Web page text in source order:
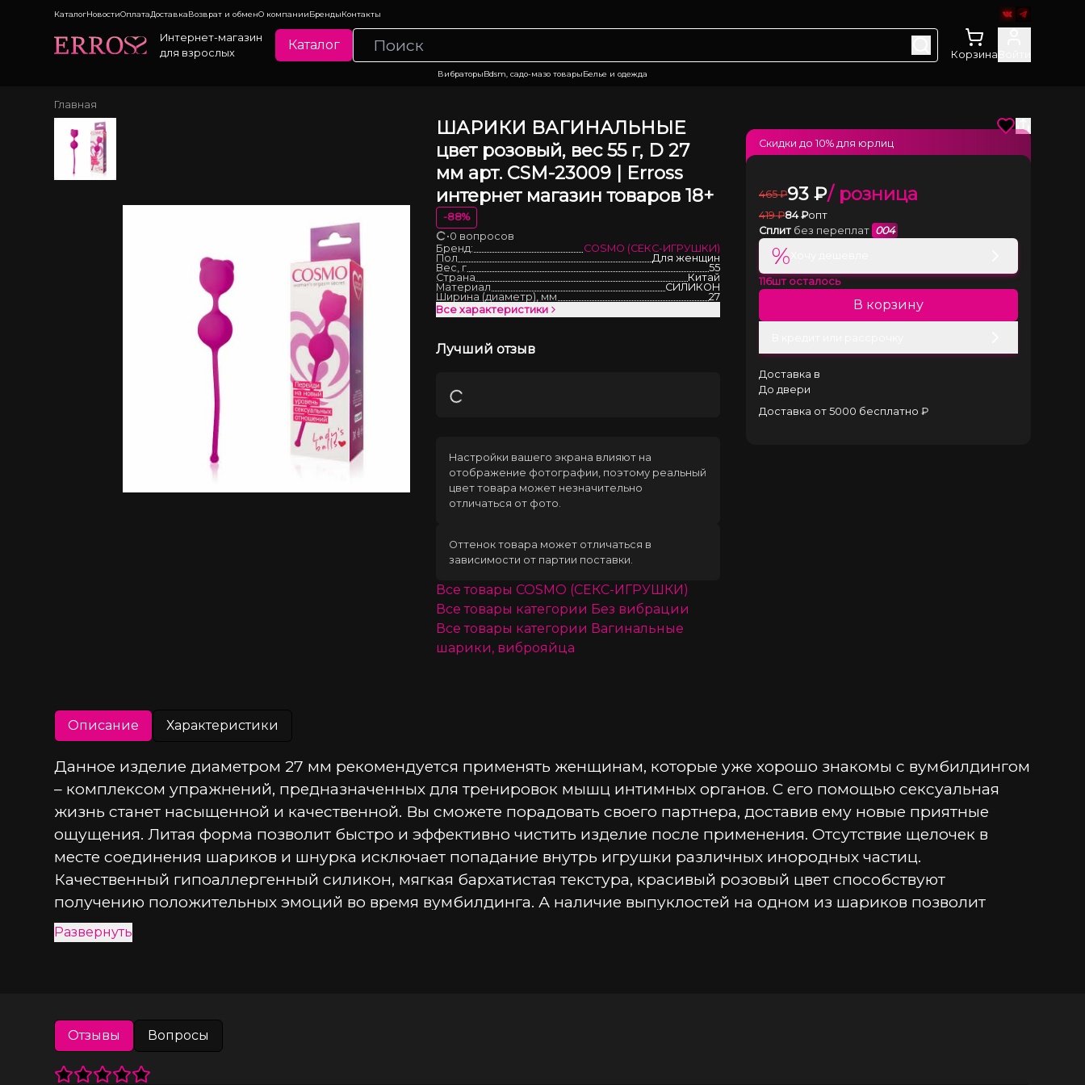
КаталогНовостиОплатаДоставкаВозврат и обменО компанииБрендыКонтакты
Интернет-магазин
для взрослых
Каталог
Корзина
ВибраторыBdsm, садо-мазо товарыБелье и одежда
Главная
ШАРИКИ ВАГИНАЛЬНЫЕ
цвет розовый, вес 55 г, D 27
мм арт. CSM-23009 | Erross
интернет магазин товаров 18+
-88%
Загрузка
•0 вопросов
Бренд:
COSMO (СЕКС-ИГРУШКИ)
Пол
Для женщин
Вес, г
55
Страна
Китай
Материал
СИЛИКОН
Ширина (диаметр), мм
27
Все характеристики
Лучший отзыв
Загрузка
Настройки вашего экрана влияют на
отображение фотографии, поэтому реальный
цвет товара может незначительно
отличаться от фото.
Оттенок товара может отличаться в
зависимости от партии поставки.
Все товары COSMO (СЕКС-ИГРУШКИ)
Все товары категории Без вибрации
Все товары категории Вагинальные
шарики, виброяйца
465 ₽93 ₽/ розница
419 ₽84₽опт
Сплит без переплат 004
%
116шт осталось
В корзину
Доставка в
До двери
Доставка от 5000 бесплатно ₽
Скидки до10% для юрлиц
Описание Характеристики
Данное изделие диаметром 27 мм рекомендуется применять женщинам, которые уже хорошо знакомы с вумбилдингом
– комплексом упражнений, предназначенных для тренировок мышц интимных органов. С его помощью сексуальная
жизнь станет насыщенной и качественной. Вы сможете порадовать своего партнера, доставив ему новые приятные
ощущения. Литая форма позволит быстро и эффективно чистить изделие после применения. Отсутствие щелочек в
месте соединения шариков и шнурка исключает попадание внутрь игрушки различных инородных частиц.
Качественный гипоаллергенный силикон, мягкая бархатистая текстура, красивый розовый цвет способствуют
получению положительных эмоций во время вумбилдинга. А наличие выпуклостей на одном из шариков позволит
испытать дополнительные приятные ощущения в процессе использования. Для более комфортного использования
лучше приобрести специальный гель для вумбилдинга &#40,фитнеса интимных мышц&#41, «INTIM FITNESS» и
Развернуть
Отзывы Вопросы